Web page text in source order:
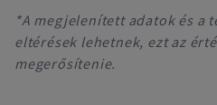
*A megjelenített adatok és a
eltérések lehetnek, ezt az
megerősítenie.